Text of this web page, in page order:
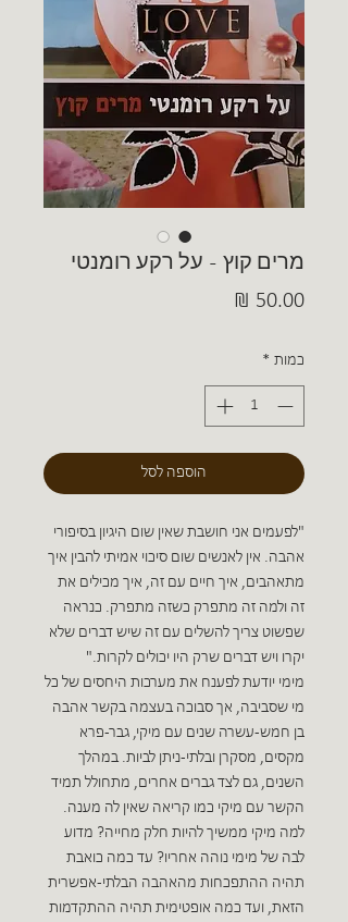
מרים קוץ - על רקע רומנטי
כמות *
הוספה לסל
"לפעמים אני חושבת שאין שום היגיון בסיפורי
אהבה. אין לאנשים שום סיכוי אמיתי להבין איך
מתאהבים, איך חיים עם זה, איך מכילים את
זה ולמה זה מתפרק כשזה מתפרק. כנראה
שפשוט צריך להשלים עם זה שיש דברים שלא
יקרו ויש דברים שרק היו יכולים לקרות."
מימי יודעת לפענח את מערכות היחסים של כל
מי שסביבה, אך סבוכה בעצמה בקשר אהבה
בן חמש-עשרה שנים עם מיקי, גבר-פרא
מקסים, מסקרן ובלתי-ניתן לביות. במהלך
השנים, גם לצד גברים אחרים, מתחולל תמיד
הקשר עם מיקי כמו קריאה שאין לה מענה.
למה מיקי ממשיך להיות חלק מחייה? מדוע
לבה של מימי נוהה אחריו? עד כמה כואבת
תהיה ההתפכחות מהאהבה הבלתי-אפשרית
הזאת, ועד כמה אופטימית תהיה ההתקדמות